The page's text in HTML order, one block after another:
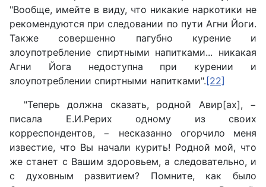
"Вообще, имейте в виду, что никакие наркотики не
рекомендуются при следовании по пути Агни Йоги.
Также совершенно пагубно курение и
злоупотребление спиртными напитками... никакая
Агни Йога недоступна при курении и
злоупотреблении спиртными напитками".[22]
"Теперь должна сказать, родной Авир[ах], −
писала Е.И.Рерих одному из своих
корреспондентов, − несказанно огорчило меня
известие, что Вы начали курить! Родной мой, что
же станет с Вашим здоровьем, а следовательно, и
с духовным развитием? Помните, как было